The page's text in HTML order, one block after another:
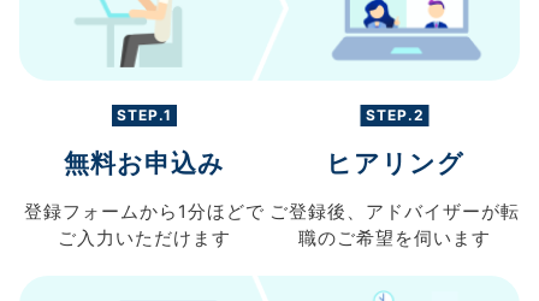
STEP.1
無料お申込み
登録フォームから 1分ほどで
ご入力 いただけます
STEP.2
ヒアリング
ご登録後、 アドバイザーが転
職のご希望を伺います